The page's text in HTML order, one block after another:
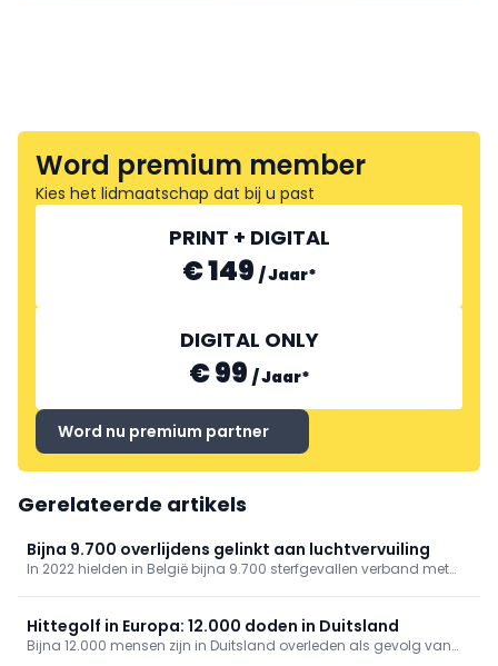
Word premium member
Kies het lidmaatschap dat bij u past
PRINT + DIGITAL
€ 149 /Jaar*
DIGITAL ONLY
€ 99 /Jaar*
Word nu premium partner
Gerelateerde artikels
Bijna 9.700 overlijdens gelinkt aan luchtvervuiling
In 2022 hielden in België bijna 9.700 sterfgevallen verband met
overlijden in kaart.
Hittegolf in Europa: 12.000 doden in Duitsland
Bijna 12.000 mensen zijn in Duitsland overleden als gevolg van